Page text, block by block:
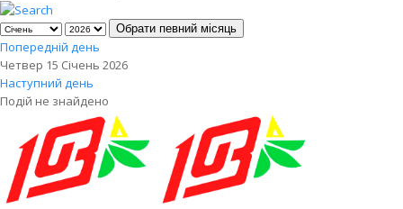
Обрати певний місяць
Попередній день
Четвер 15 Січень 2026
Наступний день
Подій не знайдено